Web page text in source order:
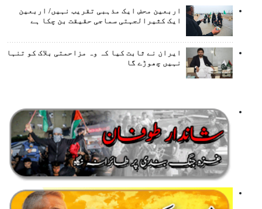
اربعین محض ایک مذہبی تقریب نہیں/ اربعین
ایک کثیرالجہتی سماجی حقیقت بن چکا ہے
ایران نے ثابت کیا کہ وہ مزاحمتی بلاک کو تنہا
نہیں چھوڑے گا